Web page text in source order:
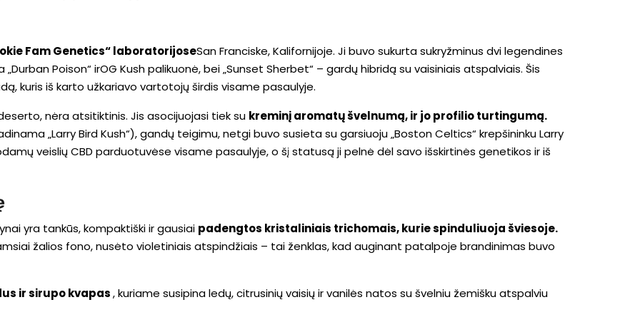
Fam Genetics“ laboratorijoseSan Franciske, Kalifornijoje. Ji buvo sukurta sukryžminus dvi legendines
Poison“ irOG Kush palikuonė, bei „Sunset Sherbet“ – gardų hibridą su vaisiniais atspalviais. Šis
kuris iš karto užkariavo vartotojų širdis visame pasaulyje.
nėra atsitiktinis. Jis asocijuojasi tiek su kreminį aromatų švelnumą, ir jo profilio turtingumą.
„Larry Bird Kush“), gandų teigimu, netgi buvo susieta su garsiuoju „Boston Celtics“ krepšininku Larry
veislių CBD parduotuvėse visame pasaulyje, o šį statusą ji pelnė dėl savo išskirtinės genetikos ir iš
yra tankūs, kompaktiški ir gausiai padengtos kristaliniais trichomais, kurie spinduliuoja šviesoje.
žalios fono, nusėto violetiniais atspindžiais – tai ženklas, kad auginant patalpoje brandinimas buvo
ir sirupo kvapas, kuriame susipina ledų, citrusinių vaisių ir vanilės natos su švelniu žemišku atspalviu